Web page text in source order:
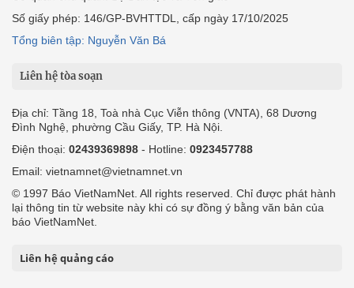
Số giấy phép: 146/GP-BVHTTDL, cấp ngày 17/10/2025
Tổng biên tập: Nguyễn Văn Bá
Liên hệ tòa soạn
Địa chỉ: Tầng 18, Toà nhà Cục Viễn thông (VNTA), 68 Dương
Đình Nghệ, phường Cầu Giấy, TP. Hà Nội.
Điện thoại: 02439369898 - Hotline: 0923457788
Email: vietnamnet@vietnamnet.vn
© 1997 Báo VietNamNet. All rights reserved. Chỉ được phát hành
lại thông tin từ website này khi có sự đồng ý bằng văn bản của
báo VietNamNet.
Liên hệ quảng cáo